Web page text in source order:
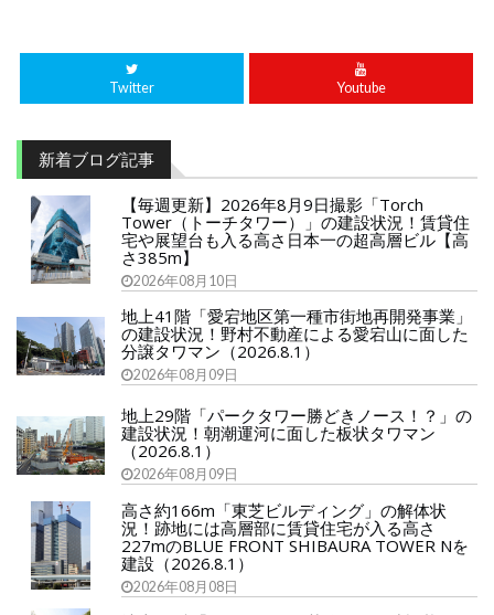
Twitter Youtube
新着ブログ記事
【毎週更新】2026年8月9日撮影「Torch
Tower（トーチタワー）」の建設状況！賃貸住
宅や展望台も入る高さ日本一の超高層ビル【高
さ385m】
2026年08月10日
地上41階「愛宕地区第一種市街地再開発事業」
の建設状況！野村不動産による愛宕山に面した
分譲タワマン（2026.8.1）
2026年08月09日
地上29階「パークタワー勝どきノース！？」の
建設状況！朝潮運河に面した板状タワマン
（2026.8.1）
2026年08月09日
高さ約166m「東芝ビルディング」の解体状
況！跡地には高層部に賃貸住宅が入る高さ
227mのBLUE FRONT SHIBAURA TOWER Nを
建設（2026.8.1）
2026年08月08日